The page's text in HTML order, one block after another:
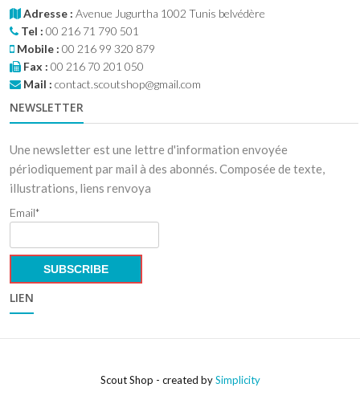
Adresse : Avenue Jugurtha 1002 Tunis belvédère
Tel : 00 216 71 790 501
Mobile : 00 216 99 320 879
Fax : 00 216 70 201 050
Mail : contact.scoutshop@gmail.com
NEWSLETTER
Une newsletter est une lettre d'information envoyée
périodiquement par mail à des abonnés. Composée de texte,
illustrations, liens renvoya
Email*
LIEN
Scout Shop - created bySimplicity